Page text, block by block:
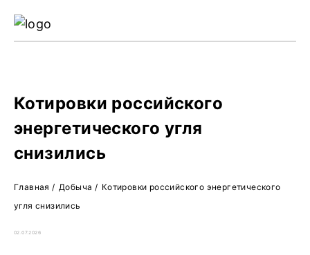
Котировки российского
энергетического угля
снизились
Главная / Добыча / Котировки российского энергетического
угля снизились
02.07.2026